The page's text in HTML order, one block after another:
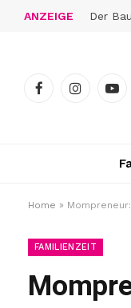
ANZEIGE
FacebookInstagram
Home »
FAMILIENZEIT